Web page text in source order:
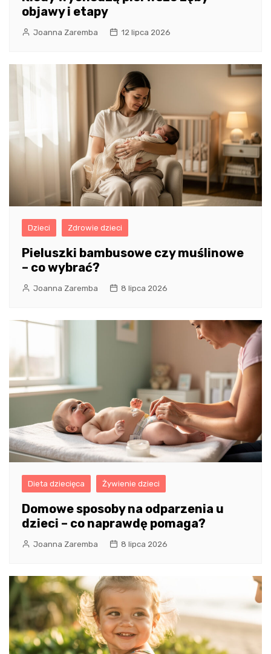
objawy i etapy
Joanna Zaremba 12 lipca 2026
Dzieci Zdrowie dzieci
Pieluszki bambusowe czy muślinowe
– co wybrać?
Joanna Zaremba 8 lipca 2026
Dieta dziecięca Żywienie dzieci
Domowe sposoby na odparzenia u
dzieci – co naprawdę pomaga?
Joanna Zaremba 8 lipca 2026